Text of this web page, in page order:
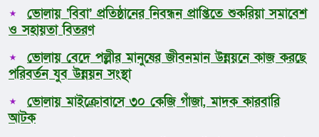
ভোলায় ‘বিবা’ প্রতিষ্ঠানের নিবন্ধন প্রাপ্তিতে শুকরিয়া সমাবেশ
ও সহায়তা বিতরণ
ভোলায় বেদে পল্লীর মানুষের জীবনমান উন্নয়নে কাজ করছে
পরিবর্তন যুব উন্নয়ন সংস্থা
ভোলায় মাইক্রোবাসে ৩০ কেজি গাঁজা, মাদক কারবারি
আটক